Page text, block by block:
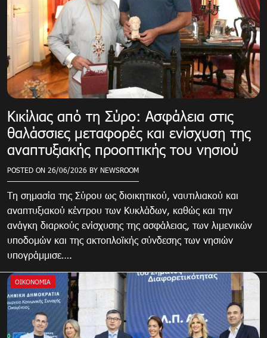
Κικίλιας από τη Σύρο: Ασφάλεια στις
θαλάσσιες μεταφορές και ενίσχυση της
αναπτυξιακής προοπτικής του νησιού
POSTED ON 26/06/2026 BY NEWSROOM
Τη σημασία της Σύρου ως διοικητικού, ναυτιλιακού και
αναπτυξιακού κέντρου των Κυκλάδων, καθώς και την
ανάγκη διαρκούς ενίσχυσης της ασφάλειας, των λιμενικών
υποδομών και της ακτοπλοϊκής σύνδεσης των νησιών
υπογράμμισε….
ΟΙΚΟΝΟΜΊΑ